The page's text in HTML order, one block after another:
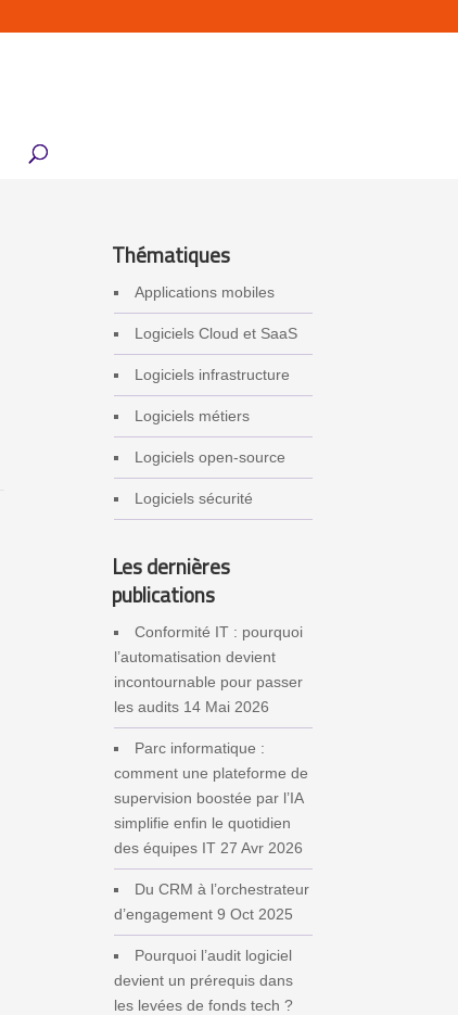
Thématiques
Applications mobiles
Logiciels Cloud et SaaS
Logiciels infrastructure
Logiciels métiers
Logiciels open-source
Logiciels sécurité
Les dernières
publications
Conformité IT : pourquoi
l’automatisation devient
incontournable pour passer
les audits 14 Mai 2026
Parc informatique :
comment une plateforme de
supervision boostée par l’IA
simplifie enfin le quotidien
des équipes IT 27 Avr 2026
Du CRM à l’orchestrateur
d’engagement 9 Oct 2025
Pourquoi l’audit logiciel
devient un prérequis dans
les levées de fonds tech ?